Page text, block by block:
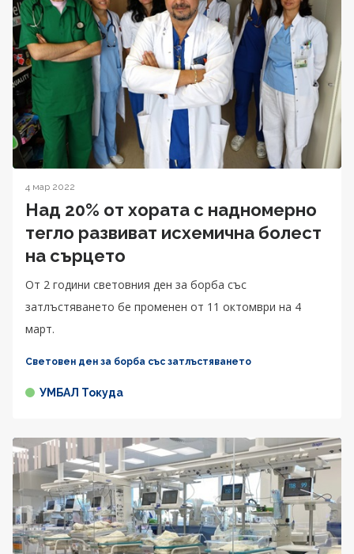
4 мар 2022
Над 20% от хората с надномерно
тегло развиват исхемична болест
на сърцето
От 2 години световния ден за борба със
затлъстяването бе променен от 11 октомври на 4
март.
Световен ден за борба със затлъстяването
УМБАЛ Токуда